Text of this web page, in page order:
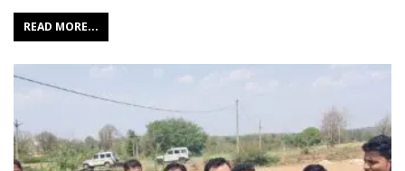
READ MORE...